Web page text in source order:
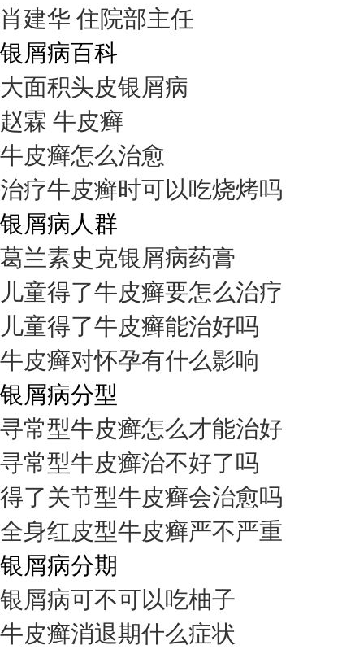
肖建华 住院部主任
银屑病百科
大面积头皮银屑病
赵霖 牛皮癣
牛皮癣怎么治愈
治疗牛皮癣时可以吃烧烤吗
银屑病人群
葛兰素史克银屑病药膏
儿童得了牛皮癣要怎么治疗
儿童得了牛皮癣能治好吗
牛皮癣对怀孕有什么影响
银屑病分型
寻常型牛皮癣怎么才能治好
寻常型牛皮癣治不好了吗
得了关节型牛皮癣会治愈吗
全身红皮型牛皮癣严不严重
银屑病分期
银屑病可不可以吃柚子
牛皮癣消退期什么症状